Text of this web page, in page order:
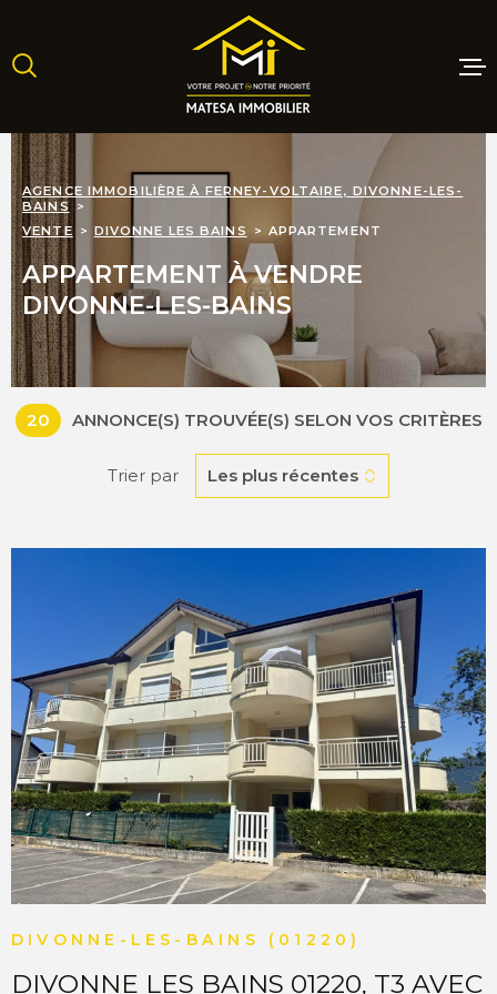
la
recherche
menu
principal
contenu
MAISONS
NEUFS
ESTIMER
VENDRE
AGENCE IMMOBILIÈRE À FERNEY-VOLTAIRE, DIVONNE-LES-
BAINS
VENTE
DIVONNE LES BAINS APPARTEMENT
APPARTEMENT À VENDRE
DIVONNE-LES-BAINS
20 ANNONCE(S) TROUVÉE(S) SELON VOS CRITÈRES
Trier par Les plus récentes
DIVONNE-LES-BAINS (01220)
DIVONNE LES BAINS 01220, T3 AVEC
VOIR LE BIEN